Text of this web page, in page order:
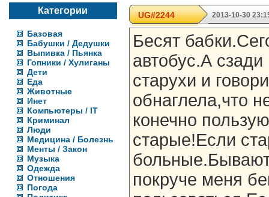
Категории
Базовая
Бабушки / Дедушки
Выпивка / Пьянка
Гопники / Хулиганы
Дети
Еда
Животные
Инет
Компьютеры / IT
Криминал
Люди
Медицина / Болезнь
Менты / Закон
Музыка
Одежда
Отношения
Погода
UG#2244 2013-10-30
Бесят
автобус.А
старухи и
обнаглела,что
конечно
старые!Если
больные.Бывают
покруче меня